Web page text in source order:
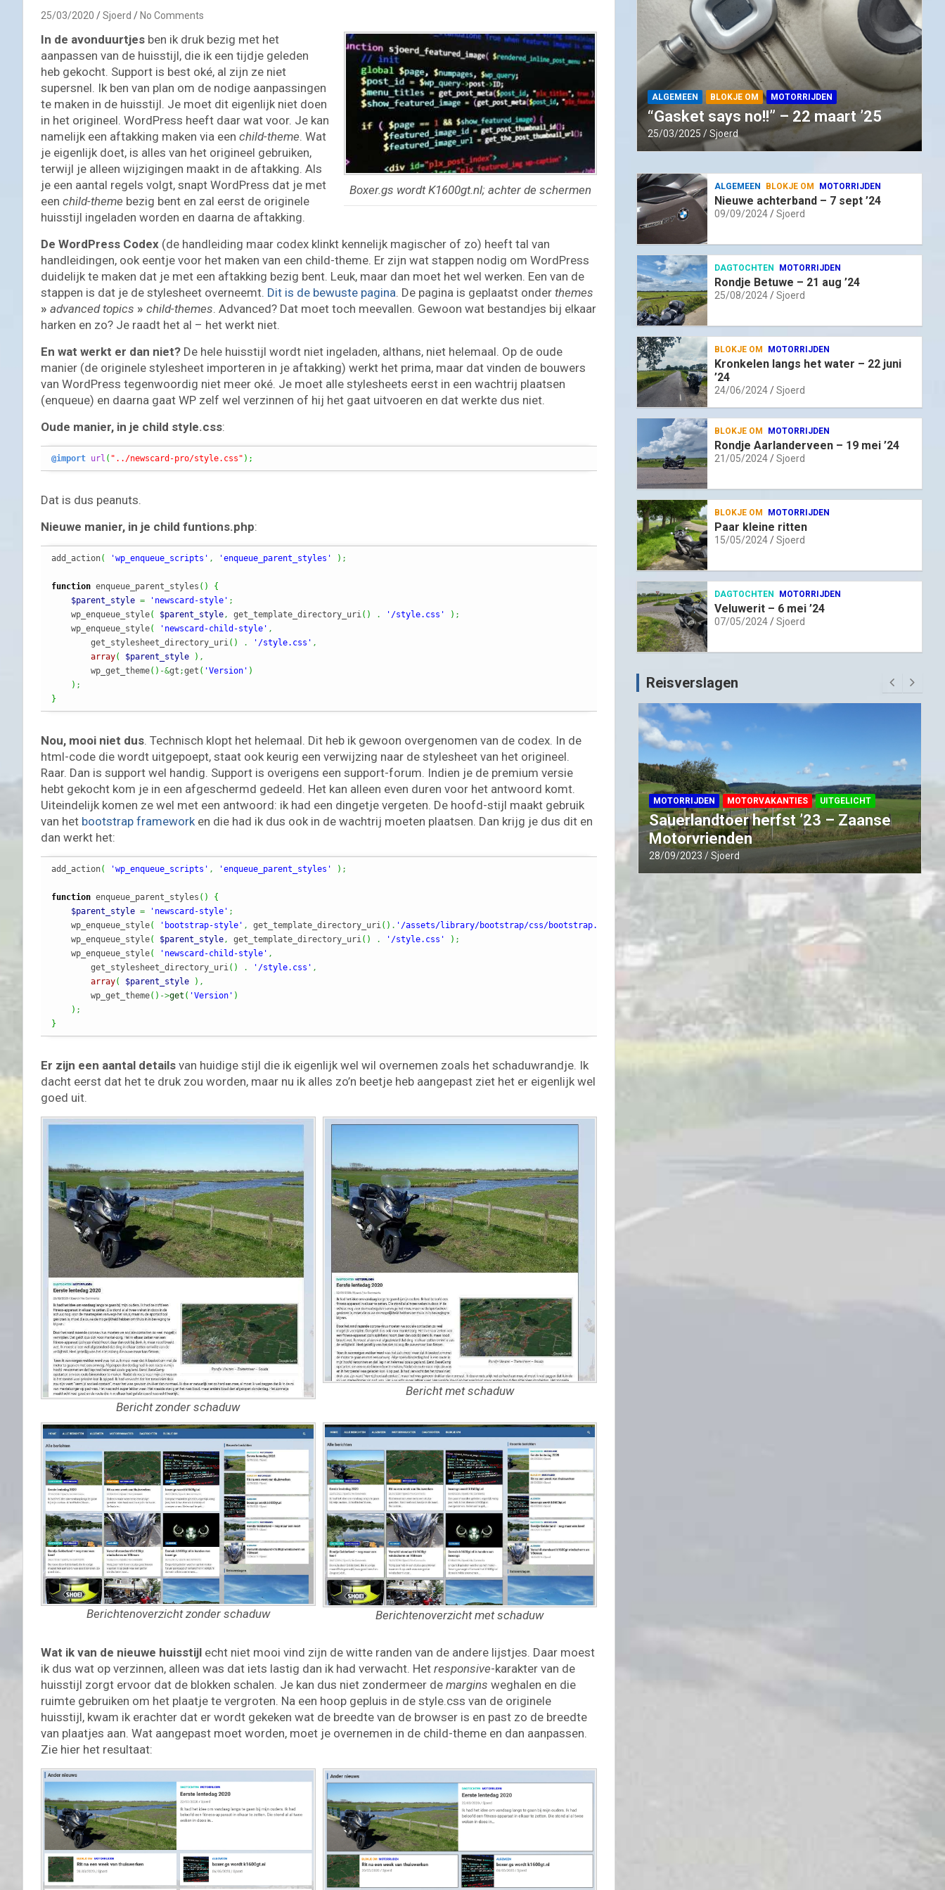
25/03/2020 Sjoerd No Comments
Boxer.gs wordt K1600gt.nl; achter de schermen
In de avonduurtjes ben ik druk bezig met het
aanpassen van de huisstijl, die ik een tijdje geleden
heb gekocht. Support is best oké, al zijn ze niet
supersnel. Ik ben van plan om de nodige aanpassingen
te maken in de huisstijl. Je moet dit eigenlijk niet doen
in het origineel. WordPress heeft daar wat voor. Je kan
namelijk een aftakking maken via een child-theme. Wat
je eigenlijk doet, is alles van het origineel gebruiken,
terwijl je alleen wijzigingen maakt in de aftakking. Als
je een aantal regels volgt, snapt WordPress dat je met
een child-theme bezig bent en zal eerst de originele
huisstijl ingeladen worden en daarna de aftakking.
De WordPress Codex (de handleiding maar codex klinkt kennelijk magischer of zo) heeft tal van
handleidingen, ook eentje voor het maken van een child-theme. Er zijn wat stappen nodig om WordPress
duidelijk te maken dat je met een aftakking bezig bent. Leuk, maar dan moet het wel werken. Een van de
stappen is dat je de stylesheet overneemt. Dit is de bewuste pagina. De pagina is geplaatst onder themes
» advanced topics » child-themes. Advanced? Dat moet toch meevallen. Gewoon wat bestandjes bij elkaar
harken en zo? Je raadt het al – het werkt niet.
En wat werkt er dan niet? De hele huisstijl wordt niet ingeladen, althans, niet helemaal. Op de oude
manier (de originele stylesheet importeren in je aftakking) werkt het prima, maar dat vinden de bouwers
van WordPress tegenwoordig niet meer oké. Je moet alle stylesheets eerst in een wachtrij plaatsen
(enqueue) en daarna gaat WP zelf wel verzinnen of hij het gaat uitvoeren en dat werkte dus niet.
Oude manier, in je child style.css:
@import url ( "../newscard-pro/style.css" ) ;
Dat is dus peanuts.
Nieuwe manier, in je child funtions.php:
add_action( 'wp_enqueue_scripts' , 'enqueue_parent_styles' ) ;
function enqueue_parent_styles ( )
{
$parent_style = 'newscard-style' ;
    wp_enqueue_style
( $parent_style , get_template_directory_uri ( ) . '/style.css' ) ;
    wp_enqueue_style
( 'newscard-child-style' ,
        get_stylesheet_directory_uri
( ) . '/style.css' ,
array( $parent_style ) ,
        wp_get_theme
( ) -&gt ;get ( 'Version' )
) ;
}
Nou, mooi niet dus. Technisch klopt het helemaal. Dit heb ik gewoon overgenomen van de codex. In de
html-code die wordt uitgepoept, staat ook keurig een verwijzing naar de stylesheet van het origineel.
Raar. Dan is support wel handig. Support is overigens een support-forum. Indien je de premium versie
hebt gekocht kom je in een afgeschermd gedeeld. Het kan alleen even duren voor het antwoord komt.
Uiteindelijk komen ze wel met een antwoord: ik had een dingetje vergeten. De hoofd-stijl maakt gebruik
van het bootstrap framework en die had ik dus ook in de wachtrij moeten plaatsen. Dan krijg je dus dit en
dan werkt het:
add_action( 'wp_enqueue_scripts' , 'enqueue_parent_styles' ) ;
function enqueue_parent_styles ( )
{
$parent_style = 'newscard-style' ;
    wp_enqueue_style
( 'bootstrap-style' , get_template_directory_uri ( ) . '/assets/library/bootstrap/css/bootstrap.min.css'
    wp_enqueue_style
( $parent_style , get_template_directory_uri ( ) . '/style.css' ) ;
    wp_enqueue_style
( 'newscard-child-style' ,
        get_stylesheet_directory_uri
( ) . '/style.css' ,
array( $parent_style ) ,
        wp_get_theme
( ) ->get ( 'Version' )
) ;
}
Er zijn een aantal details van huidige stijl die ik eigenlijk wel wil overnemen zoals het schaduwrandje. Ik
dacht eerst dat het te druk zou worden, maar nu ik alles zo’n beetje heb aangepast ziet het er eigenlijk wel
goed uit.
Bericht zonder schaduw
Bericht met schaduw
Berichtenoverzicht zonder schaduw Berichtenoverzicht met schaduw
Wat ik van de nieuwe huisstijl echt niet mooi vind zijn de witte randen van de andere lijstjes. Daar moest
ik dus wat op verzinnen, alleen was dat iets lastig dan ik had verwacht. Het responsive-karakter van de
huisstijl zorgt ervoor dat de blokken schalen. Je kan dus niet zondermeer de margins weghalen en die
ruimte gebruiken om het plaatje te vergroten. Na een hoop gepluis in de style.css van de originele
huisstijl, kwam ik erachter dat er wordt gekeken wat de breedte van de browser is en past zo de breedte
van plaatjes aan. Wat aangepast moet worden, moet je overnemen in de child-theme en dan aanpassen.
Zie hier het resultaat:
ALGEMEEN BLOKJE OM MOTORRIJDEN
“Gasket says no!!” – 22 maart ’25
25/03/2025 Sjoerd
ALGEMEEN BLOKJE OM MOTORRIJDEN
Nieuwe achterband – 7 sept ’24
09/09/2024 Sjoerd
DAGTOCHTEN MOTORRIJDEN
Rondje Betuwe – 21 aug ’24
25/08/2024 Sjoerd
BLOKJE OM MOTORRIJDEN
Kronkelen langs het water – 22 juni
’24
24/06/2024 Sjoerd
BLOKJE OM MOTORRIJDEN
Rondje Aarlanderveen – 19 mei ’24
21/05/2024 Sjoerd
BLOKJE OM MOTORRIJDEN
Paar kleine ritten
15/05/2024 Sjoerd
DAGTOCHTEN MOTORRIJDEN
Veluwerit – 6 mei ’24
07/05/2024 Sjoerd
Reisverslagen
MOTORRIJDEN MOTORVAKANTIES
Sauerlandtoer 2021 – ZMV
02/10/2021 Sjoerd
MOTORRIJDEN MOTORVAKANTIES UITGELICHT
Sauerlandtoer herfst ’23 – Zaanse
28/09/2023 Sjoerd
MOTORRIJDEN MOTORVAKANTIES UITGELICHT
Beneluxtoer voorjaar 2022 – Zaanse
Motor Vrienden
09/05/2022 Sjoerd